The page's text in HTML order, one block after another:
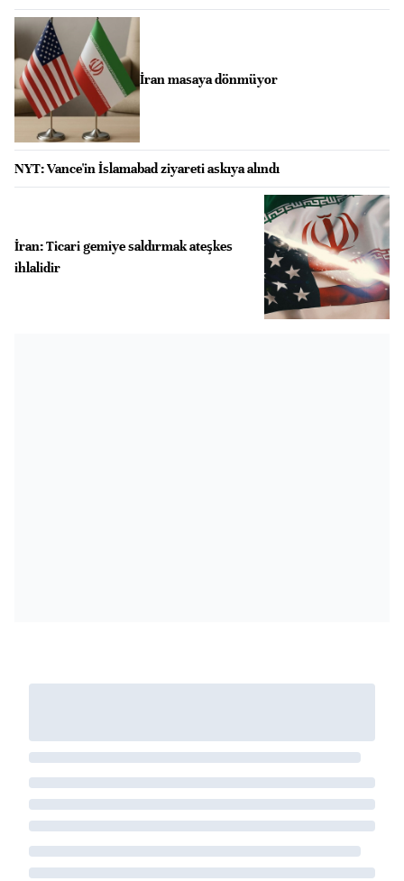
İran masaya dönmüyor
NYT: Vance'in İslamabad ziyareti askıya alındı
İran: Ticari gemiye saldırmak ateşkes
ihlalidir